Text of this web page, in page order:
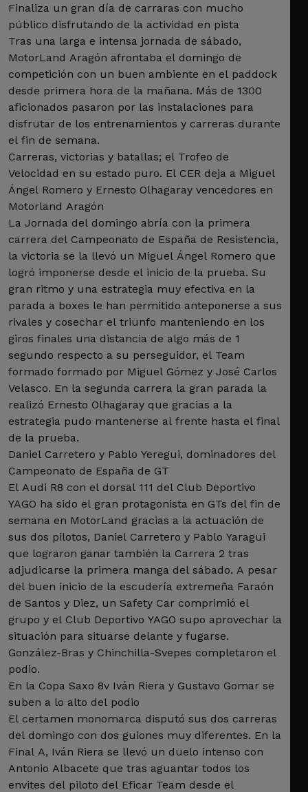
Finaliza un gran día de carraras con mucho
público disfrutando de la actividad en pista
Tras una larga e intensa jornada de sábado,
MotorLand Aragón afrontaba el domingo de
competición con un buen ambiente en el paddock
desde primera hora de la mañana. Más de 1300
aficionados pasaron por las instalaciones para
disfrutar de los entrenamientos y carreras durante
el fin de semana.
Carreras, victorias y batallas; el Trofeo de
Velocidad en su estado puro. El CER deja a Miguel
Ángel Romero y Ernesto Olhagaray vencedores en
Motorland Aragón
La Jornada del domingo abría con la primera
carrera del Campeonato de España de Resistencia,
la victoria se la llevó un Miguel Ángel Romero que
logró imponerse desde el inicio de la prueba. Su
gran ritmo y una estrategia muy efectiva en la
parada a boxes le han permitido anteponerse a sus
rivales y cosechar el triunfo manteniendo en los
giros finales una distancia de algo más de 1
segundo respecto a su perseguidor, el Team
formado formado por Miguel Gómez y José Carlos
Velasco. En la segunda carrera la gran parada la
realizó Ernesto Olhagaray que gracias a la
estrategia pudo mantenerse al frente hasta el final
de la prueba.
Daniel Carretero y Pablo Yeregui, dominadores del
Campeonato de España de GT
El Audi R8 con el dorsal 111 del Club Deportivo
YAGO ha sido el gran protagonista en GTs del fin de
semana en MotorLand gracias a la actuación de
sus dos pilotos, Daniel Carretero y Pablo Yaragui
que lograron ganar también la Carrera 2 tras
adjudicarse la primera manga del sábado. A pesar
del buen inicio de la escudería extremeña Faraón
de Santos y Diez, un Safety Car comprimió el
grupo y el Club Deportivo YAGO supo aprovechar la
situación para situarse delante y fugarse.
González-Bras y Chinchilla-Svepes completaron el
podio.
En la Copa Saxo 8v Iván Riera y Gustavo Gomar se
suben a lo alto del podio
El certamen monomarca disputó sus dos carreras
del domingo con dos guiones muy diferentes. En la
Final A, Iván Riera se llevó un duelo intenso con
Antonio Albacete que tras aguantar todos los
envites del piloto del Eficar Team desde el